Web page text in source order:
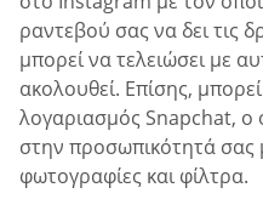
ραντεβού σας να δει τις
μπορεί να τελειώσει με
ακολουθεί. Επίσης,
λογαριασμός Snapchat, ο
στην προσωπικότητά σας
φωτογραφίες και φίλτρα.